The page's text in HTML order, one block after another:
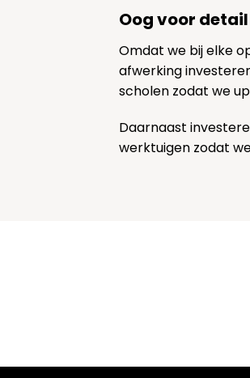
Oog voor detail
Omdat we bij elke
afwerking
scholen zodat we
Daarnaast
werktuigen zodat